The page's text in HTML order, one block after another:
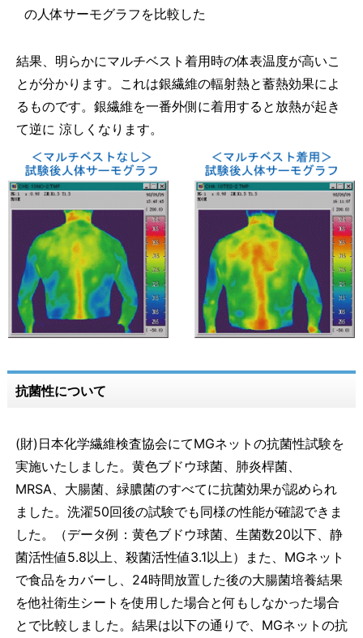
の人体サーモグラフを比較した
結果、明らかにマルチベスト着用時の体表温度が高いこ
とが分かります。これは銀繊維の輻射熱と蓄熱効果によ
るものです。銀繊維を一番外側に着用すると放熱が起き
て逆に 涼しくなります。
抗菌性について
(財)日本化学繊維検査協会にてMGネットの抗菌性試験を
実施いたしました。黄色ブドウ球菌、肺炎桿菌、
MRSA、大腸菌、緑膿菌のすべてに抗菌効果が認められ
ました。洗濯50回後の試験でも同様の性能が確認できま
した。（データ例：黄色ブドウ球菌、生菌数20以下、静
菌活性値5.8以上、殺菌活性値3.1以上）また、MGネット
で食品をカバーし、24時間放置した後の大腸菌培養結果
を他社衛生シートを使用した場合と何もしなかった場合
とで比較しました。結果は以下の通りで、MGネットの抗